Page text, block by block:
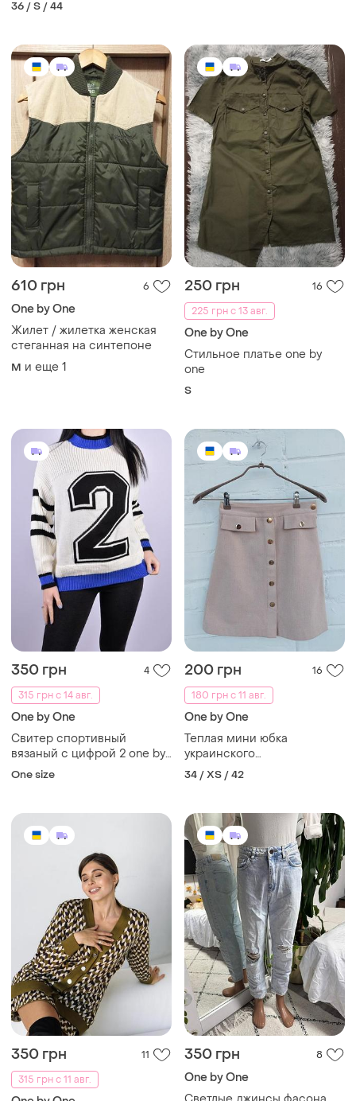
36 / S / 44
610 грн 6
One by One
Жилет / жилетка женская
стеганная на синтепоне
M и еще 1
250 грн
16
225 грн с 13 авг.
One by One
Стильное платье one by
one
S
350 грн
4
315 грн с 14 авг.
One by One
Свитер спортивный
вязаный с цифрой 2 one by
one
One size
200 грн
16
180 грн с 11 авг.
One by One
Теплая мини юбка
украинского
производителя one by one,
размер xs 34
34 / XS / 42
350 грн
11
315 грн с 11 авг.
350 грн 8
One by One